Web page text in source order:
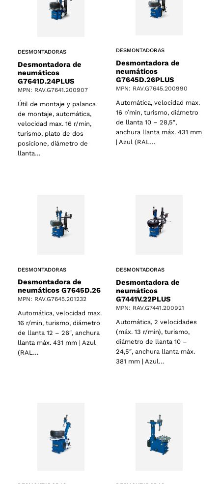
DESMONTADORAS
Desmontadora de
neumáticos
G7641D.24PLUS
MPN: RAV.G7641.200907
Útil de montaje y palanca
de montaje, automática,
velocidad max. 16 r/min,
turismo, plato de dos
posicione, diámetro de
llanta…
DESMONTADORAS
Desmontadora de
neumáticos
G7645D.26PLUS
MPN: RAV.G7645.200990
Automática, velocidad max.
16 r/min, turismo, diámetro
de llanta 10 – 28,5″,
anchura llanta máx. 431 mm
| Azul (RAL…
DESMONTADORAS
Desmontadora de
neumáticos G7645D.26
MPN: RAV.G7645.201232
Automática, velocidad max.
16 r/min, turismo, diámetro
de llanta 12 – 26″, anchura
llanta máx. 431 mm | Azul
(RAL…
DESMONTADORAS
Desmontadora de
neumáticos
G7441V.22PLUS
MPN: RAV.G7441.200921
Automática, 2 velocidades
(máx. 13 r/min), turismo,
diámetro de llanta 10 –
24,5″, anchura llanta máx.
381 mm | Azul…